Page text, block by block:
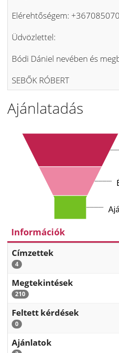
Elérehtőségem:
Üdvözlettel:
Bódi Dániel nevében és
SEBŐK RÓBERT
Ajánlatadás
Információk
Címzettek
4
Megtekintések
210
Feltett kérdések
0
Ajánlatok